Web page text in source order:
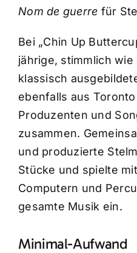
Nom de guerre für
Bei „Chin Up
jährige, stimmlich
klassisch
ebenfalls aus
Produzenten und
zusammen.
und produzierte
Stücke und spielte
Computern und
gesamte Musik ein.
Minimal-Aufwand